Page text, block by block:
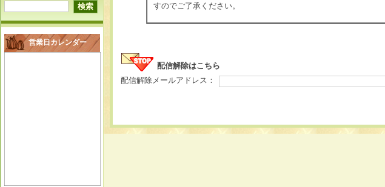
営業日カレンダー
すのでご了承ください。
配信解除はこちら
配信解除メールアドレス：